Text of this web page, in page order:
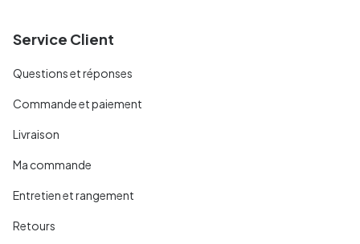
Service Client
Questions et réponses
Commande et paiement
Livraison
Ma commande
Entretien et rangement
Retours